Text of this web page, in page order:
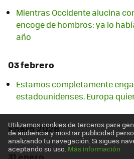
Mientras Occidente alucina
encoge de hombros: ya lo
año
03 febrero
Estamos completamente
estadounidenses. Europa
Enero 2026
Utilizamos cookies de terceros para
de audiencia y mostrar publicidad
analizando tu navegación. Si sigues
aceptando su uso. Más información